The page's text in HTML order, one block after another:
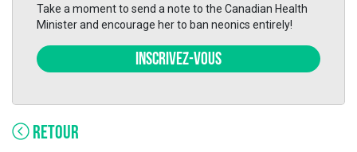
Take a moment to send a note to the Canadian Health
Minister and encourage her to ban neonics entirely!
INSCRIVEZ-VOUS
RETOUR